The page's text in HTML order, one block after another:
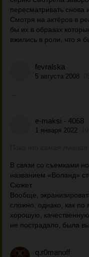
пересматривать снова
Смотря на актёров в
бы их в образах
вжились в роли, что я
fevralska
5 августа 2008
e-maksi - 4068
1 января 2022
В связи со съемками
названием «Воланд»
Сюжет.
Вообще,
сложно, однако, как по
хорошую,
не пострадало, была
q.r0manoff